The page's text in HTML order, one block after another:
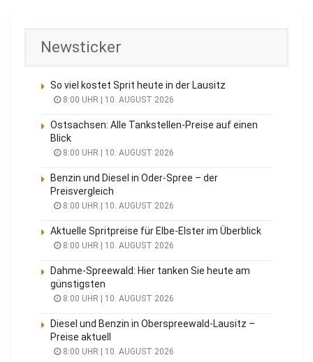
Newsticker
So viel kostet Sprit heute in der Lausitz
8:00 UHR | 10. AUGUST 2026
Ostsachsen: Alle Tankstellen-Preise auf einen
Blick
8:00 UHR | 10. AUGUST 2026
Benzin und Diesel in Oder-Spree – der
Preisvergleich
8:00 UHR | 10. AUGUST 2026
Aktuelle Spritpreise für Elbe-Elster im Überblick
8:00 UHR | 10. AUGUST 2026
Dahme-Spreewald: Hier tanken Sie heute am
günstigsten
8:00 UHR | 10. AUGUST 2026
Diesel und Benzin in Oberspreewald-Lausitz –
Preise aktuell
8:00 UHR | 10. AUGUST 2026